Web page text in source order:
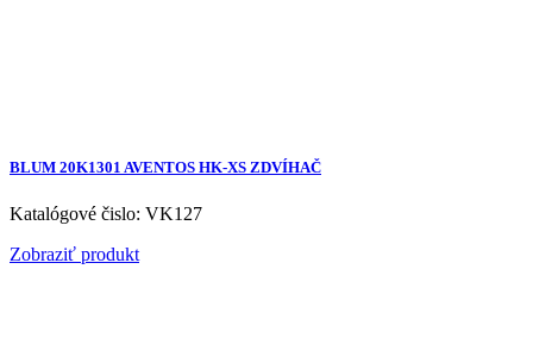
BLUM 20K1301 AVENTOS HK-XS ZDVÍHAČ
Katalógové čislo: VK127
Zobraziť produkt